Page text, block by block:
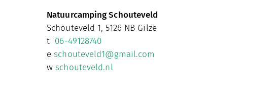
Natuurcamping Schouteveld
Schouteveld 1, 5126 NB Gilze
t 06-49128740
eschouteveld1@gmail.com
wschouteveld.nl